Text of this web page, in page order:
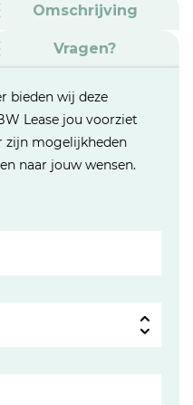
Omschrijving
Vragen?
bieden wij deze
Lease jou voorziet
zijn mogelijkheden
naar jouw wensen.